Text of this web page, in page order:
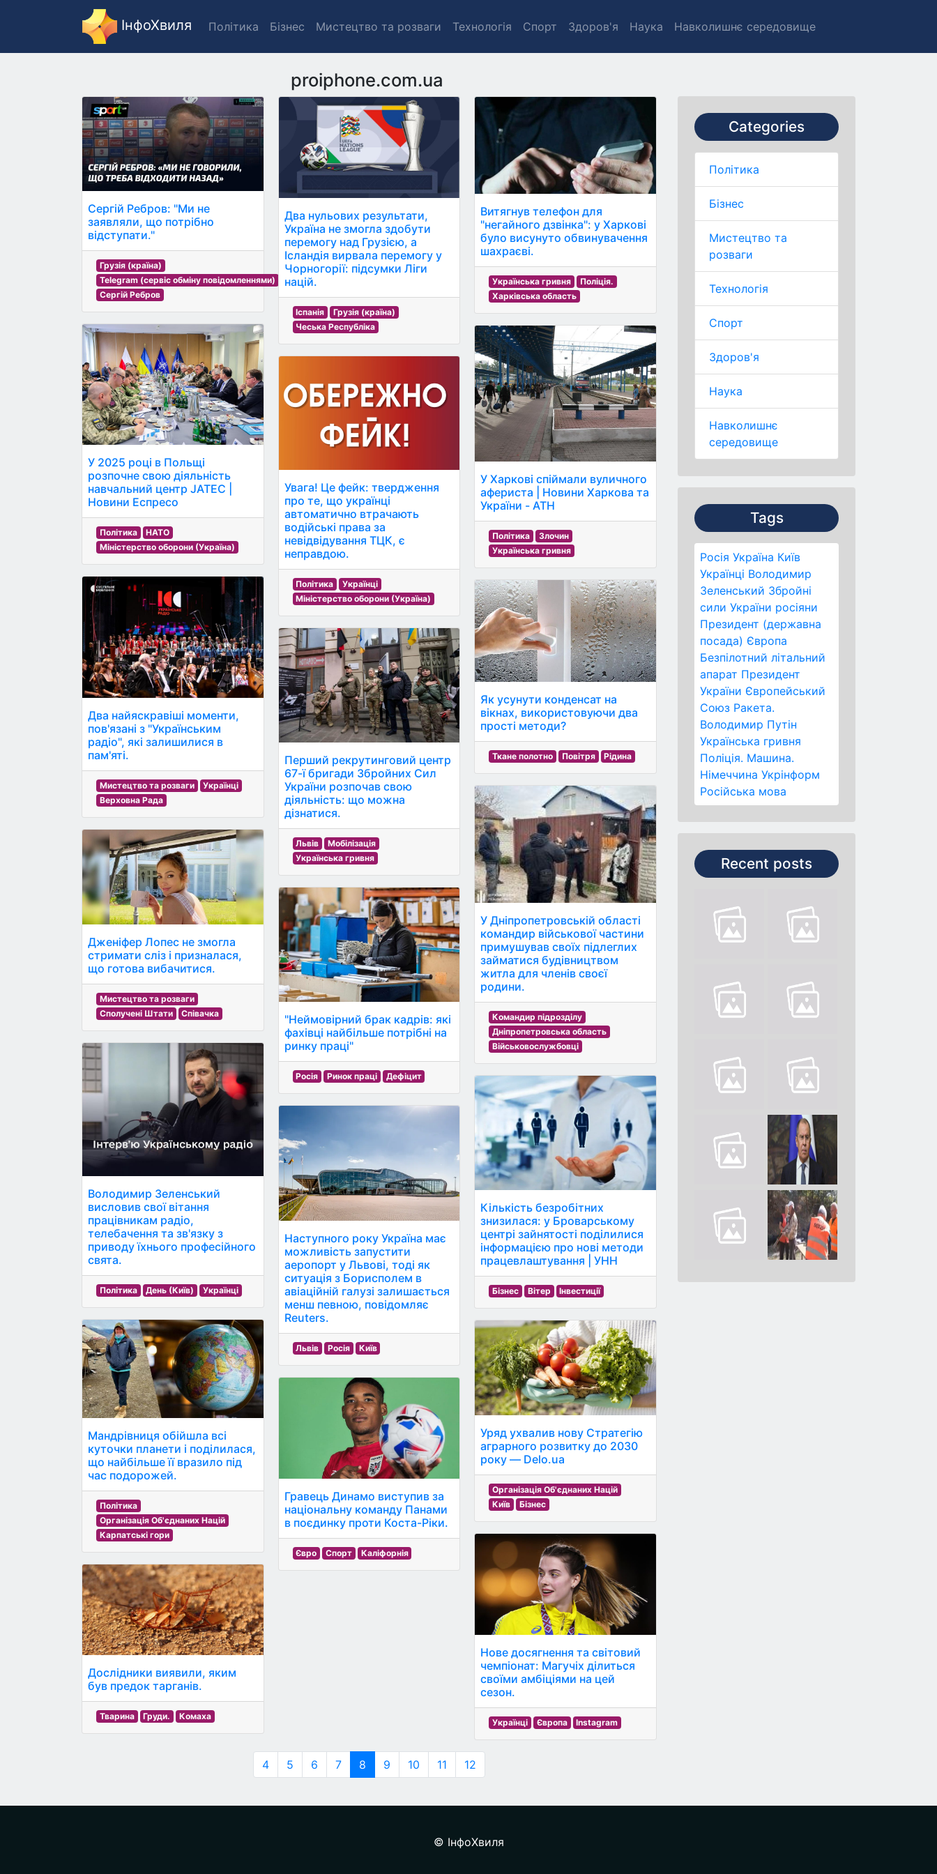
ІнфоХвиля Політика Бізнес Мистецтво та розваги Технологія Спорт Здоров'я Наука Навколишнє середовище
proiphone.com.ua
Categories
Політика
Бізнес
Мистецтво та
розваги
Технологія
Спорт
Здоров'я
Наука
Навколишнє
середовище
Tags
Росія Україна Київ
Українці Володимир
Зеленський Збройні
сили України росіяни
Президент (державна
посада) Європа
Безпілотний літальний
апарат Президент
України Європейський
Союз Ракета.
Володимир Путін
Українська гривня
Поліція. Машина.
Німеччина Укрінформ
Російська мова
Recent posts
Сергій Ребров: "Ми не
заявляли, що потрібно
відступати."
Грузія (країна)
Telegram (сервіс обміну повідомленнями)
Сергій Ребров
У 2025 році в Польщі
розпочне свою діяльність
навчальний центр JATEC |
Новини Еспресо
Політика
НАТО
Міністерство оборони (Україна)
Два найяскравіші моменти,
пов'язані з "Українським
радіо", які залишилися в
пам'яті.
Мистецтво та розваги
Українці
Верховна Рада
Дженіфер Лопес не змогла
стримати сліз і призналася,
що готова вибачитися.
Мистецтво та розваги
Сполучені Штати
Співачка
Володимир Зеленський
висловив свої вітання
працівникам радіо,
телебачення та зв'язку з
приводу їхнього професійного
свята.
Політика День (Київ) Українці
Мандрівниця обійшла всі
куточки планети і поділилася,
що найбільше її вразило під
час подорожей.
Політика
Організація Об'єднаних Націй
Карпатські гори
Дослідники виявили, яким
був предок тарганів.
Тварина Груди. Комаха
Два нульових результати,
Україна не змогла здобути
перемогу над Грузією, а
Ісландія вирвала перемогу у
Чорногорії: підсумки Ліги
націй.
Іспанія
Грузія (країна)
Чеська Республіка
Увага! Це фейк: твердження
про те, що українці
автоматично втрачають
водійські права за
невідвідування ТЦК, є
неправдою.
Політика
Українці
Міністерство оборони (Україна)
Перший рекрутинговий центр
67-ї бригади Збройних Сил
України розпочав свою
діяльність: що можна
дізнатися.
Львів
Мобілізація
Українська гривня
"Неймовірний брак кадрів: які
фахівці найбільше потрібні на
ринку праці"
Росія Ринок праці Дефіцит
Наступного року Україна має
можливість запустити
аеропорт у Львові, тоді як
ситуація з Борисполем в
авіаційній галузі залишається
менш певною, повідомляє
Reuters.
Львів Росія Київ
Гравець Динамо виступив за
національну команду Панами
в поєдинку проти Коста-Ріки.
Євро Спорт Каліфорнія
Витягнув телефон для
"негайного дзвінка": у Харкові
було висунуто обвинувачення
шахраєві.
Українська гривня
Поліція.
Харківська область
У Харкові спіймали вуличного
афериста | Новини Харкова та
України - АТН
Політика
Злочин
Українська гривня
Як усунути конденсат на
вікнах, використовуючи два
прості методи?
Ткане полотно Повітря Рідина
У Дніпропетровській області
командир військової частини
примушував своїх підлеглих
займатися будівництвом
житла для членів своєї
родини.
Командир підрозділу
Дніпропетровська область
Військовослужбовці
Кількість безробітних
знизилася: у Броварському
центрі зайнятості поділилися
інформацією про нові методи
працевлаштування | УНН
Бізнес Вітер Інвестиції
Уряд ухвалив нову Стратегію
аграрного розвитку до 2030
року — Delo.ua
Організація Об'єднаних Націй
Київ
Бізнес
Нове досягнення та світовий
чемпіонат: Магучіх ділиться
своїми амбіціями на цей
сезон.
Українці Європа Instagram
4 5 6 7 8 9 10 11 12
© ІнфоХвиля